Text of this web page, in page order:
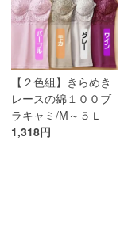
【２色組】きらめき
レースの綿１００ブ
ラキャミ/M～５Ｌ
1,318円